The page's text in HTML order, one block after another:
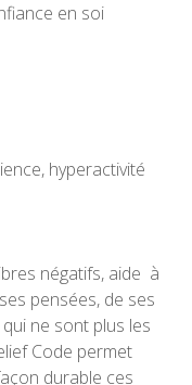
en soi
hyperactivité
négatifs, aide à
pensées, de ses
ne sont plus les
Code permet
durable ces